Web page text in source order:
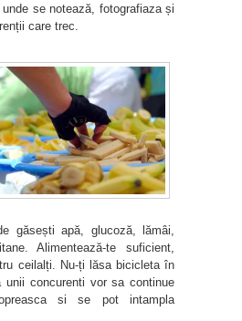
se notează, fotografiaza și
care trec.
găsești apă, glucoză, lămâi,
Alimentează-te suficient,
ceilalți. Nu-ți lăsa bicicleta în
unii concurenti vor sa continue
si se pot intampla